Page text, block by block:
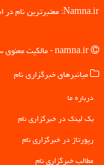
Namna.ir: معتبرترین نام در اطلاع رسانی اخبار سیاسی و اجتماعی، گامی مطمئن به سوی آگاهی
میانبرهای خبرگزاری نام
درباره ما
بک لینک در خبرگزاری نام
رپورتاژ در خبرگزاری نام
مطالب خبرگزاری نام